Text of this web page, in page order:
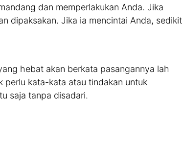
dan memperlakukan Anda. Jika
dipaksakan. Jika ia mencintai Anda, sedikit
hebat akan berkata pasangannya lah
perlu kata-kata atau tindakan untuk
saja tanpa disadari.